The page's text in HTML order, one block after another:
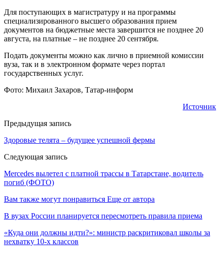
Для поступающих в магистратуру и на программы
специализированного высшего образования прием
документов на бюджетные места завершится не позднее 20
августа, на платные – не позднее 20 сентября.
Подать документы можно как лично в приемной комиссии
вуза, так и в электронном формате через портал
государственных услуг.
Фото: Михаил Захаров, Татар-информ
Источник
Предыдущая запись
Здоровые телята – будущее успешной фермы
Следующая запись
Mercedes вылетел с платной трассы в Татарстане, водитель
погиб (ФОТО)
Вам также могут понравиться Еще от автора
В вузах России планируется пересмотреть правила приема
«Куда они должны идти?»: министр раскритиковал школы за
нехватку 10-х классов